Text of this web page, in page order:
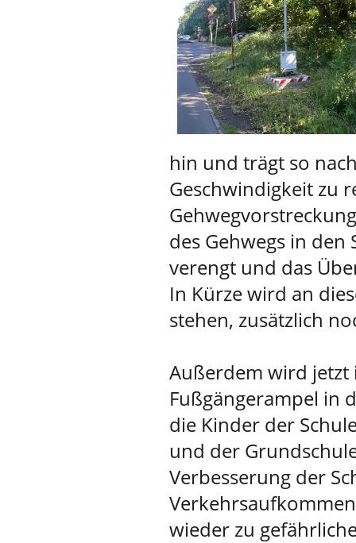
hin und trägt so
Geschwindigkeit zu
des Gehwegs in
verengt und das
In Kürze wird an
stehen, zusätzlich
Außerdem wird jetzt
Fußgängerampel in
die Kinder der
und der
Verbesserung der
wieder zu